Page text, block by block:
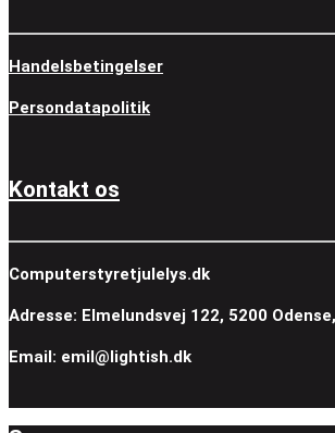
Handelsbetingelser
Persondatapolitik
Kontakt os
Computerstyretjulelys.dk
Adresse: Elmelundsvej 122, 5200
Email: emil@lightish.dk